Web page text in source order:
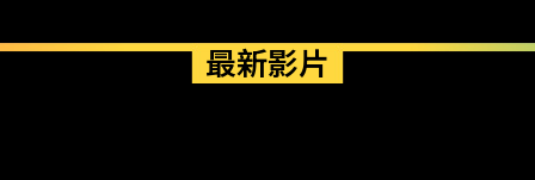
最新影片